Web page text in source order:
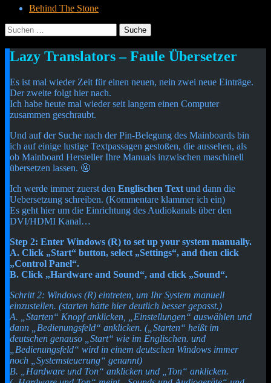
Behind The Stone
Suche
nach:
Cetheus Blog
Lazy Translators – Faule Übersetzer
Es ist mal wieder Zeit für einen neuen, nein zwei neue Einträge.
Der zweite folgt hier nach.
Ich habe heute mal wieder seit langem einen Computer
zusammen geschraubt.
Und auf der Suche nach der Pin-Belegung des Mainboards bin
ich auf einige lustige Textpassagen gestoßen, die aussehen, als
ob Mainboard Hersteller Ihre Manuals inzwischen maschinell
übersetzen lassen. 🤬
Ich werde immer zuerst den Englischen Text und dann die
Uebersetzung schreiben. (Kommentare klammer ich ein)
Es geht hier um die Einrichtung des Audiokanals über den
DVI/HDMI Kanal…
Step 2: Enter Windows (R) to set up your system manually.
A. Click „Start“ button, select „Settings“, and then click
„Control Panel“.
B. Click „Hardware and Sound“, and click „Sound“.
Schritt 2: Windows (R) eintreten, um Ihr System manuell
einzustellen. (starten hätte hier deutlich besser gepasst.)
A. „Starten“ Knopf anklicken, „Einstellungen“ auswählen und
dann „Bedienungsfeld“ anklicken. („Starten“ heißt im
deutschen genauso „Start“ wie im Englischen. und
„Bedienungsfeld“ wird in einem deutschen Windows immer
noch „Systemsteuerung“ genannt)
B. „Hardware und Ton“ anklicken und „Ton“ anklicken.